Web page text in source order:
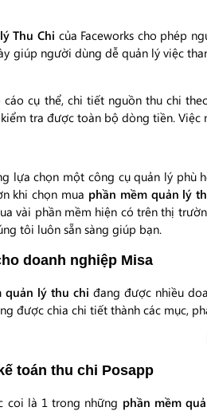
Thu Chi của Faceworks cho phép
giúp người dùng dễ quản lý việc
cáo cụ thể, chi tiết nguồn thu chi
tra được toàn bộ dòng tiền.
lựa chọn một công cụ quản lý
khi chọn mua phần mềm quản lý
vài phần mềm hiện có trên thị
tôi luôn sẵn sàng giúp bạn.
doanh nghiệp Misa
quản lý thu chi đang được nhiều
được chia chi tiết thành các mục,
toán thu chi Posapp
coi là 1 trong những phần mềm